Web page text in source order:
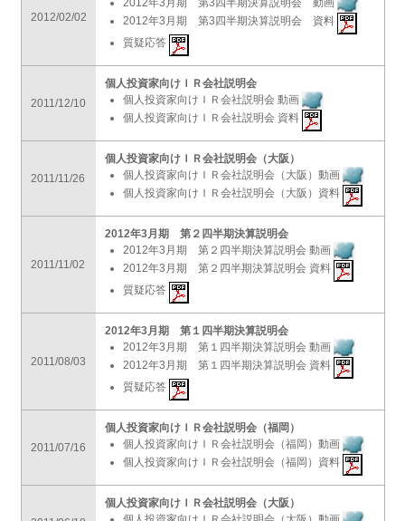
2012/02/02
2012年3月期 第3四半期決算説明会 動画
2012年3月期 第3四半期決算説明会 資料
質疑応答
2011/12/10
個人投資家向けＩＲ会社説明会
個人投資家向けＩＲ会社説明会 動画
個人投資家向けＩＲ会社説明会 資料
2011/11/26
個人投資家向けＩＲ会社説明会（大阪）
個人投資家向けＩＲ会社説明会（大阪）動画
個人投資家向けＩＲ会社説明会（大阪）資料
2011/11/02
2012年3月期 第２四半期決算説明会
2012年3月期 第２四半期決算説明会 動画
2012年3月期 第２四半期決算説明会 資料
質疑応答
2011/08/03
2012年3月期 第１四半期決算説明会
2012年3月期 第１四半期決算説明会 動画
2012年3月期 第１四半期決算説明会 資料
質疑応答
2011/07/16
個人投資家向けＩＲ会社説明会（福岡）
個人投資家向けＩＲ会社説明会（福岡）動画
個人投資家向けＩＲ会社説明会（福岡）資料
個人投資家向けＩＲ会社説明会（大阪）